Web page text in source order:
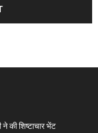
की शिष्टाचार भेंट